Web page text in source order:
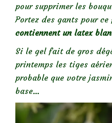
pour supprimer les
Portez des gants pour
contiennent un latex
Si le gel fait de gros
printemps les tiges
probable que votre
base…